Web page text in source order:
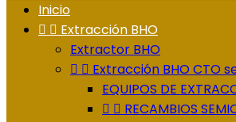
Inicio
  Extracción BHO
Extractor BHO
  Extracción BHO CTO
EQUIPOS DE
  RECAMBIOS